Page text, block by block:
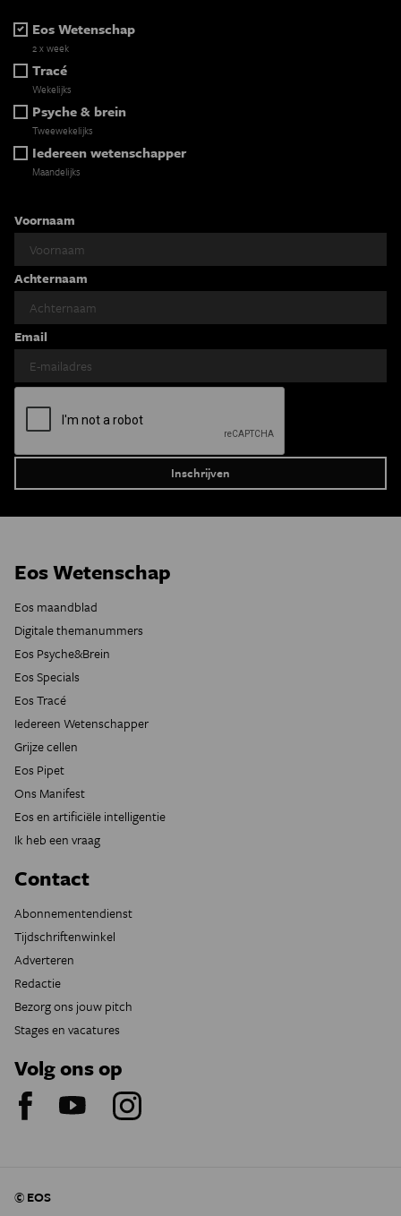
Eos Wetenschap
2 x week
Tracé
Wekelijks
Psyche & brein
Tweewekelijks
Iedereen wetenschapper
Maandelijks
Voornaam
Achternaam
Email
Eos Wetenschap
Eos maandblad
Digitale themanummers
Eos Psyche&Brein
Eos Specials
Eos Tracé
Iedereen Wetenschapper
Grijze cellen
Eos Pipet
Ons Manifest
Eos en artificiële intelligentie
Ik heb een vraag
Contact
Abonnementendienst
Tijdschriftenwinkel
Adverteren
Redactie
Bezorg ons jouw pitch
Stages en vacatures
Volg ons op
© EOS